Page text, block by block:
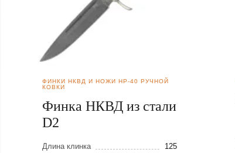
ФИНКИ НКВД И НОЖИ НР-40 РУЧНОЙ
КОВКИ
Финка НКВД из стали
D2
Длина клинка
125